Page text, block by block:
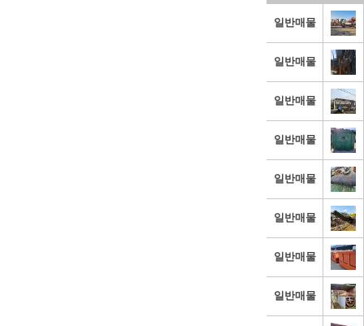
일반매물
일반매물
일반매물
일반매물
일반매물
일반매물
일반매물
일반매물